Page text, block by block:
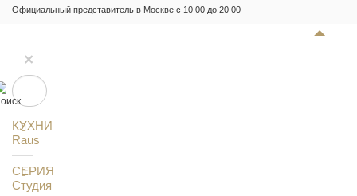
Официальный представитель в Москве с 10 00 до 20 00
×
КУХНИ
Raus
СЕРИЯ
Студия